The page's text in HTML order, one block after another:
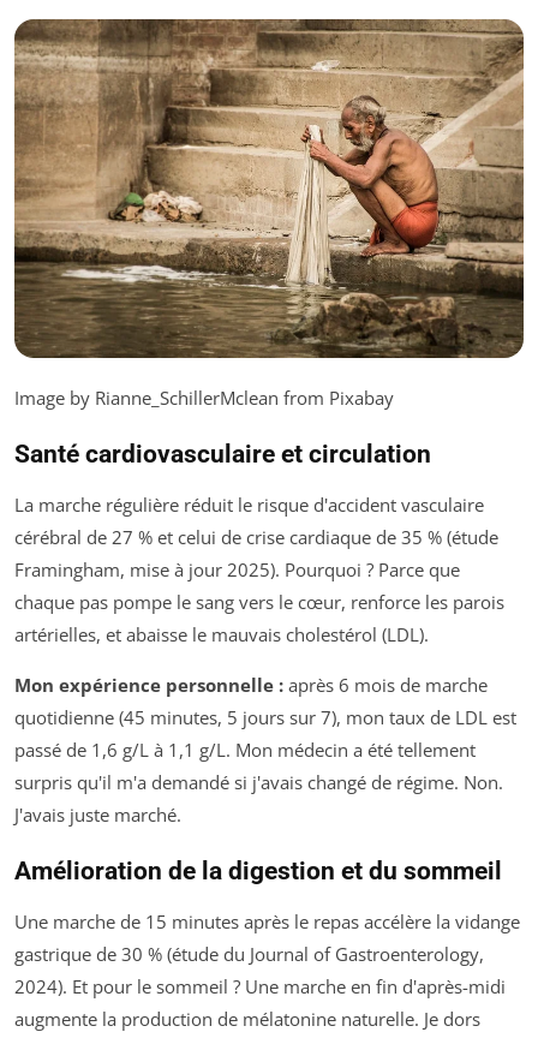
Image by Rianne_SchillerMclean from Pixabay
Santé cardiovasculaire et circulation
La marche régulière réduit le risque d'accident vasculaire
cérébral de 27 % et celui de crise cardiaque de 35 % (étude
Framingham, mise à jour 2025). Pourquoi ? Parce que
chaque pas pompe le sang vers le cœur, renforce les parois
artérielles, et abaisse le mauvais cholestérol (LDL).
Mon expérience personnelle : après 6 mois de marche
quotidienne (45 minutes, 5 jours sur 7), mon taux de LDL est
passé de 1,6 g/L à 1,1 g/L. Mon médecin a été tellement
surpris qu'il m'a demandé si j'avais changé de régime. Non.
J'avais juste marché.
Amélioration de la digestion et du sommeil
Une marche de 15 minutes après le repas accélère la vidange
gastrique de 30 % (étude du Journal of Gastroenterology,
2024). Et pour le sommeil ? Une marche en fin d'après-midi
augmente la production de mélatonine naturelle. Je dors